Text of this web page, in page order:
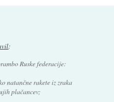
:
Ruske federacije:
natančne rakete iz zraka
plačancev;